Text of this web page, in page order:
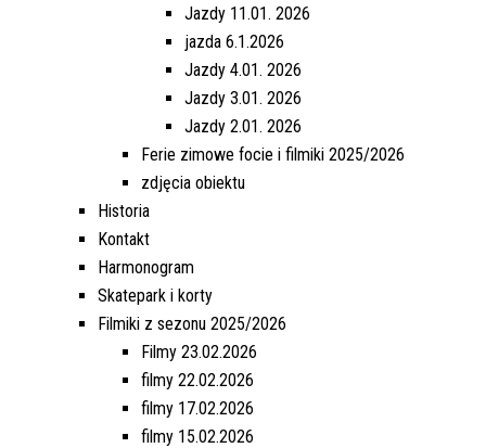
Jazdy 11.01. 2026
jazda 6.1.2026
Jazdy 4.01. 2026
Jazdy 3.01. 2026
Jazdy 2.01. 2026
Ferie zimowe focie i filmiki 2025/2026
zdjęcia obiektu
Historia
Kontakt
Harmonogram
Skatepark i korty
Filmiki z sezonu 2025/2026
Filmy 23.02.2026
filmy 22.02.2026
filmy 17.02.2026
filmy 15.02.2026